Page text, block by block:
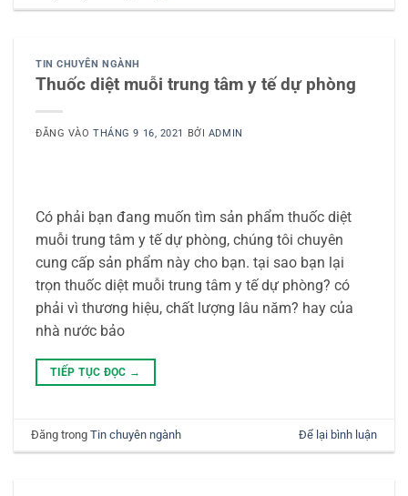
TIN CHUYÊN NGÀNH
Thuốc diệt muỗi trung tâm y tế dự phòng
ĐĂNG VÀOTHÁNG 9 16, 2021 BỞI ADMIN
Có phải bạn đang muốn tìm sản phẩm thuốc diệt
muỗi trung tâm y tế dự phòng, chúng tôi chuyên
cung cấp sản phẩm này cho bạn. tại sao bạn lại
trọn thuốc diệt muỗi trung tâm y tế dự phòng? có
phải vì thương hiệu, chất lượng lâu năm? hay của
nhà nước bảo
TIẾP TỤC ĐỌC →
Đăng trongTin chuyên ngành Để lại bình luận